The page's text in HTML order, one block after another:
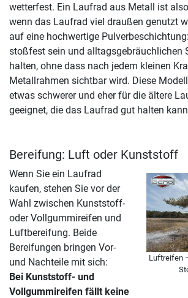
wetterfest. Ein Laufrad aus Metall ist
wenn das Laufrad viel draußen genutzt
auf eine hochwertige
stoßfest sein und alltagsgebräuchlichen
halten, ohne dass nach jedem kleinen
Metallrahmen sichtbar wird. Diese
etwas schwerer und eher für die ältere
geeignet, die das Laufrad gut halten
Bereifung: Luft oder Kunststoff
Luftreifen
Wenn Sie ein Laufrad
kaufen, stehen Sie vor der
Wahl zwischen Kunststoff-
oder Vollgummireifen und
Luftbereifung. Beide
Bereifungen bringen Vor-
und Nachteile mit sich:
Bei Kunststoff- und
Vollgummireifen fällt keine